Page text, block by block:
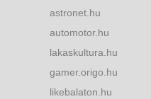
astronet.hu
automotor.hu
lakaskultura.hu
gamer.origo.hu
likebalaton.hu